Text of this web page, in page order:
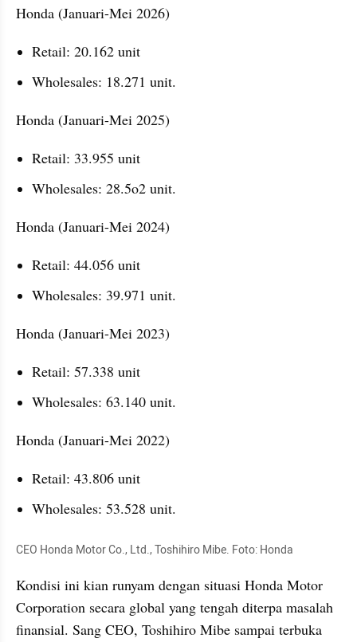
Honda (Januari-Mei 2026)
Retail: 20.162 unit
Wholesales: 18.271 unit.
Honda (Januari-Mei 2025)
Retail: 33.955 unit
Wholesales: 28.5o2 unit.
Honda (Januari-Mei 2024)
Retail: 44.056 unit
Wholesales: 39.971 unit.
Honda (Januari-Mei 2023)
Retail: 57.338 unit
Wholesales: 63.140 unit.
Honda (Januari-Mei 2022)
Retail: 43.806 unit
Wholesales: 53.528 unit.
CEO Honda Motor Co., Ltd., Toshihiro Mibe. Foto: Honda
Kondisi ini kian runyam dengan situasi Honda Motor
Corporation secara global yang tengah diterpa masalah
finansial. Sang CEO, Toshihiro Mibe sampai terbuka